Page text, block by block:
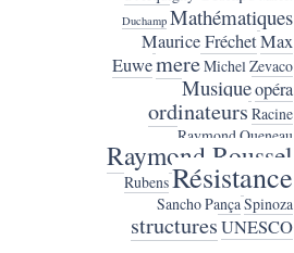
Duchamp Mathématiques
Maurice FréchetMax
EuwemereMichel Zevaco
Musiqueopéra
ordinateurs Racine
Raymond Queneau
Raymond Roussel
RubensRésistance
Sancho PançaSpinoza
structuresUNESCO